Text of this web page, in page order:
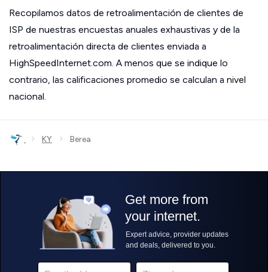
Recopilamos datos de retroalimentación de clientes de
ISP de nuestras encuestas anuales exhaustivas y de la
retroalimentación directa de clientes enviada a
HighSpeedInternet.com. A menos que se indique lo
contrario, las calificaciones promedio se calculan a nivel
nacional.
› KY › Berea